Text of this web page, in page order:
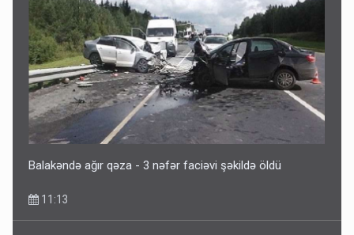
Balakəndə ağır qəza - 3 nəfər faciəvi şəkildə öldü
11:13